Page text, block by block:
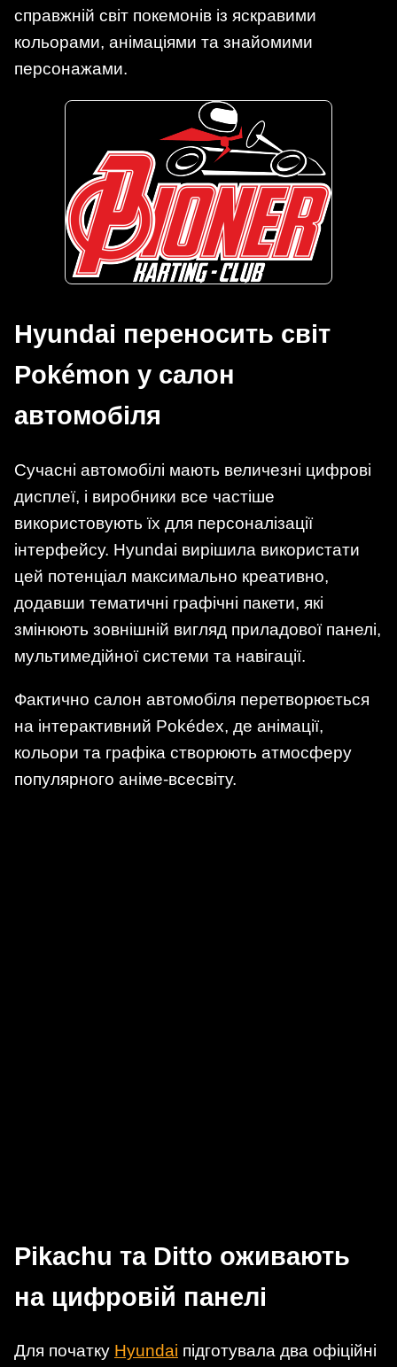
справжній світ покемонів із яскравими
кольорами, анімаціями та знайомими
персонажами.
Hyundai переносить світ
Pokémon у салон
автомобіля
Сучасні автомобілі мають величезні цифрові
дисплеї, і виробники все частіше
використовують їх для персоналізації
інтерфейсу. Hyundai вирішила використати
цей потенціал максимально креативно,
додавши тематичні графічні пакети, які
змінюють зовнішній вигляд приладової панелі,
мультимедійної системи та навігації.
Фактично салон автомобіля перетворюється
на інтерактивний Pokédex, де анімації,
кольори та графіка створюють атмосферу
популярного аніме-всесвіту.
Pikachu та Ditto оживають
на цифровій панелі
Для початку Hyundai підготувала два офіційні